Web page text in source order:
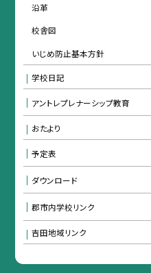
沿革
校舎図
いじめ防止基本方針
学校日記
アントレプレナーシップ教育
おたより
予定表
ダウンロード
郡市内学校リンク
吉田地域リンク